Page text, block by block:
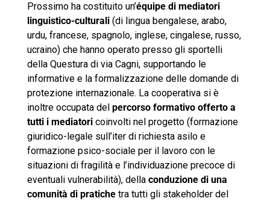
Prossimo ha costituito un’équipe di mediatori
linguistico-culturali(di lingua bengalese, arabo,
urdu, francese, spagnolo, inglese, cingalese, russo,
ucraino) che hanno operato presso gli sportelli
della Questura di via Cagni, supportando le
informative e la formalizzazione delle domande di
protezione internazionale. La cooperativa si è
inoltre occupata del percorso formativo offerto a
tutti i mediatoricoinvolti nel progetto (formazione
giuridico-legale sull’iter di richiesta asilo e
formazione psico-sociale per il lavoro con le
situazioni di fragilità e l’individuazione precoce di
eventuali vulnerabilità), della conduzione di una
comunità di pratichetra tutti gli stakeholder del